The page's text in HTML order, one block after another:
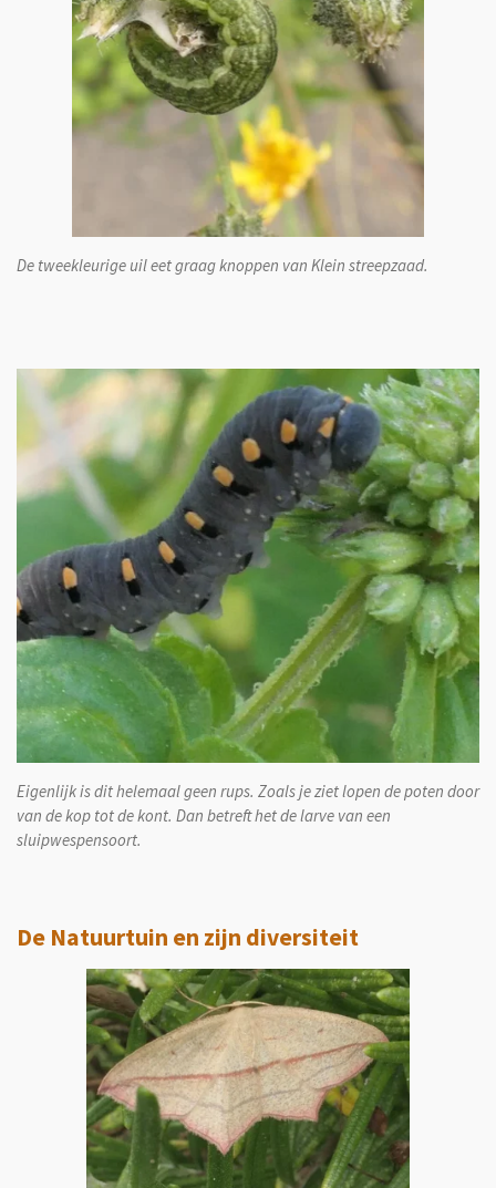
De tweekleurige uil eet graag knoppen van Klein streepzaad.
Eigenlijk is dit helemaal geen rups. Zoals je ziet lopen de poten door
van de kop tot de kont. Dan betreft het de larve van een
sluipwespensoort.
De Natuurtuin en zijn diversiteit